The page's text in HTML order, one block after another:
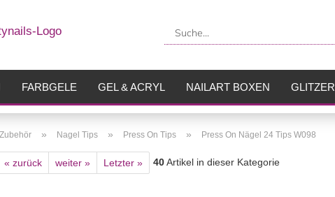
FARBGELE GEL & ACRYL NAILART BOXEN GLITZER
Zubehör » Nagel Tips » Press On Tips » Press On Nägel 24 Tips W098
« zurück weiter » Letzter » 40Artikel in dieser Kategorie